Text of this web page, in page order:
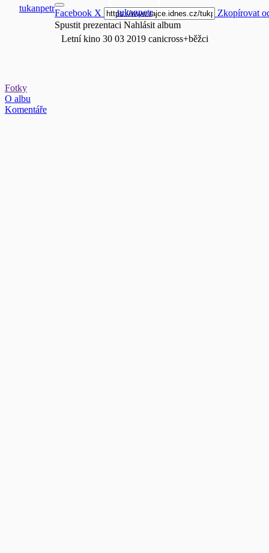
tukanpetr
Letní kino 30 03 2019 canicross+běžci
tukanpetrFacebook X
Zkopírovat
Spustit prezentaci Nahlásit album
Fotky
O albu
Komentáře